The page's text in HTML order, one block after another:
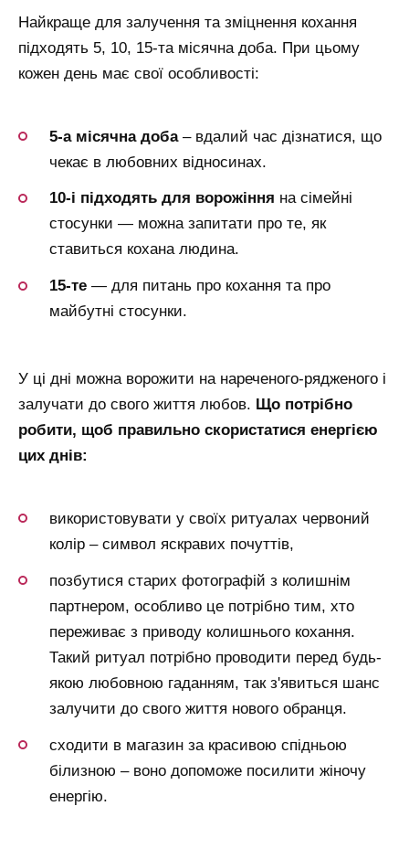
Найкраще для залучення та зміцнення кохання
підходять 5, 10, 15-та місячна доба. При цьому
кожен день має свої особливості:
5-а місячна доба– вдалий час дізнатися, що
чекає в любовних відносинах.
10-і підходять для ворожіння на сімейні
стосунки — можна запитати про те, як
ставиться кохана людина.
15-те — для питань про кохання та про
майбутні стосунки.
У ці дні можна ворожити на нареченого-рядженого і
залучати до свого життя любов. Що потрібно
робити, щоб правильно скористатися енергією
цих днів:
використовувати у своїх ритуалах червоний
колір – символ яскравих почуттів,
позбутися старих фотографій з колишнім
партнером, особливо це потрібно тим, хто
переживає з приводу колишнього кохання.
Такий ритуал потрібно проводити перед будь-
якою любовною гаданням, так з'явиться шанс
залучити до свого життя нового обранця.
сходити в магазин за красивою спідньою
білизною – воно допоможе посилити жіночу
енергію.